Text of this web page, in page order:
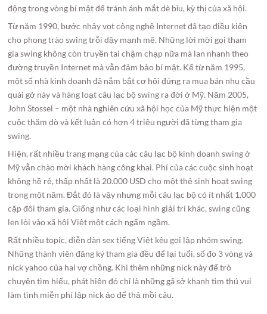
động trong vòng bí mật để tránh ánh mắt dè bỉu, kỳ thị của xã hội.
Từ năm 1990, bước nhảy vọt công nghệ Internet đã tạo điều kiện
cho phong trào swing trỗi dậy mạnh mẽ. Những lời mời gọi tham
gia swing không còn truyền tai chậm chạp nữa mà lan nhanh theo
đường truyền Internet mà vẫn đảm bảo bí mật. Kể từ năm 1995,
một số nhà kinh doanh đã nắm bắt cơ hội đứng ra mua bán nhu cầu
quái gở này và hàng loạt câu lạc bộ swing ra đời ở Mỹ. Năm 2005,
John Stossel – một nhà nghiên cứu xã hội học của Mỹ thực hiện một
cuộc thăm dò và kết luận có hơn 4 triệu người đã từng tham gia
swing.
Hiện, rất nhiều trang mạng của các câu lạc bộ kinh doanh swing ở
Mỹ vẫn chào mời khách hàng công khai. Phí của các cuộc sinh hoạt
không hề rẻ, thấp nhất là 20.000 USD cho một thẻ sinh hoạt swing
trong một năm. Đắt đỏ là vậy nhưng mỗi câu lạc bộ có ít nhất 1.000
cặp đôi tham gia. Giống như các loại hình giải trí khác, swing cũng
len lỏi vào xã hội Việt một cách ngấm ngầm.
Rất nhiều topic, diễn đàn sex tiếng Việt kêu gọi lập nhóm swing.
Những thành viên đăng ký tham gia đều để lại tuổi, số đo 3 vòng và
nick yahoo của hai vợ chồng. Khi thêm những nick này để trò
chuyện tìm hiểu, phát hiện đó chỉ là những gã sở khanh tìm thú vui
làm tình miễn phí lập nick ảo để thả mồi câu.